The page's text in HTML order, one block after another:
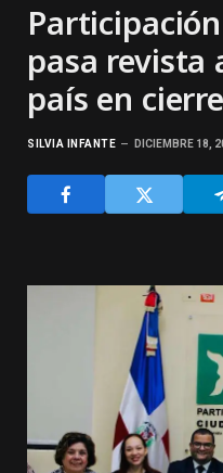
pasa revista
país en
SILVIA INFANTE DICIEMBRE 18,